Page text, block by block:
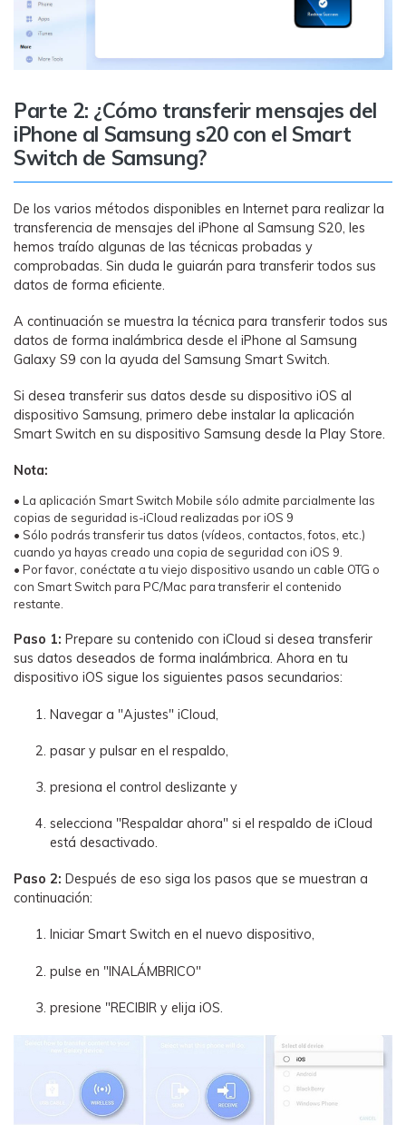
Parte 2: ¿Cómo transferir mensajes del
iPhone al Samsung s20 con el Smart
Switch de Samsung?
De los varios métodos disponibles en Internet para realizar la
transferencia de mensajes del iPhone al Samsung S20, les
hemos traído algunas de las técnicas probadas y
comprobadas. Sin duda le guiarán para transferir todos sus
datos de forma eficiente.
A continuación se muestra la técnica para transferir todos sus
datos de forma inalámbrica desde el iPhone al Samsung
Galaxy S9 con la ayuda del Samsung Smart Switch.
Si desea transferir sus datos desde su dispositivo iOS al
dispositivo Samsung, primero debe instalar la aplicación
Smart Switch en su dispositivo Samsung desde la Play Store.
Nota:
• La aplicación Smart Switch Mobile sólo admite parcialmente las
copias de seguridad is-iCloud realizadas por iOS 9
• Sólo podrás transferir tus datos (vídeos, contactos, fotos, etc.)
cuando ya hayas creado una copia de seguridad con iOS 9.
• Por favor, conéctate a tu viejo dispositivo usando un cable OTG o
con Smart Switch para PC/Mac para transferir el contenido
restante.
Paso 1: Prepare su contenido con iCloud si desea transferir
sus datos deseados de forma inalámbrica. Ahora en tu
dispositivo iOS sigue los siguientes pasos secundarios:
Navegar a "Ajustes" iCloud,
pasar y pulsar en el respaldo,
presiona el control deslizante y
selecciona "Respaldar ahora" si el respaldo de iCloud
está desactivado.
Paso 2: Después de eso siga los pasos que se muestran a
continuación:
Iniciar Smart Switch en el nuevo dispositivo,
pulse en "INALÁMBRICO"
presione "RECIBIR y elija iOS.